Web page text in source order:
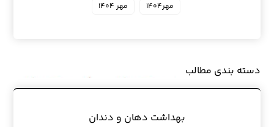
مهر۱۴۰۴
مهر ۱۴۰۴
دسته بندی مطالب
بهداشت دهان و دندان